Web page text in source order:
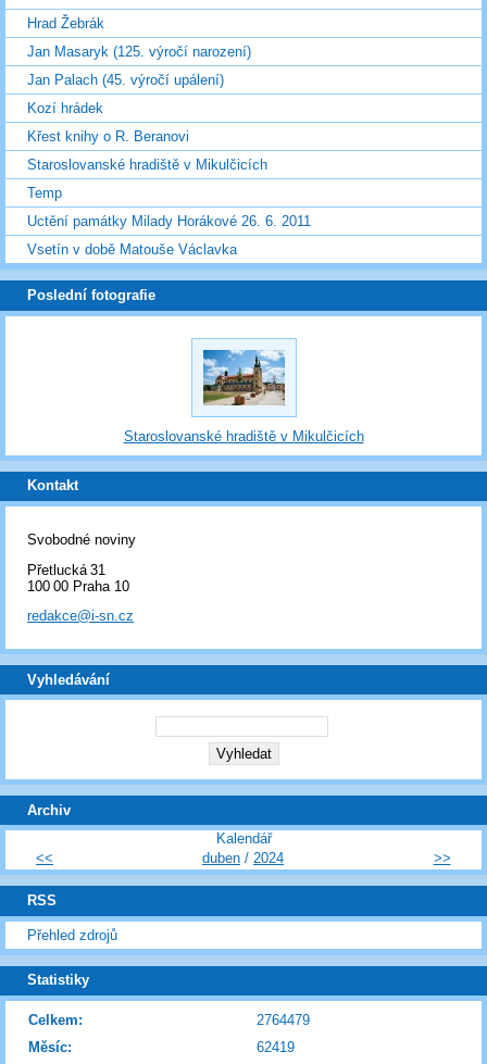
Hrad Žebrák
Jan Masaryk (125. výročí narození)
Jan Palach (45. výročí upálení)
Kozí hrádek
Křest knihy o R. Beranovi
Staroslovanské hradiště v Mikulčicích
Temp
Uctění památky Milady Horákové 26. 6. 2011
Vsetín v době Matouše Václavka
Poslední fotografie
Staroslovanské hradiště v Mikulčicích
Kontakt
Svobodné noviny
Přetlucká 31
100 00 Praha 10
redakce@i-sn.cz
Vyhledávání
Archiv
Kalendář
<<
duben / 2024 >>
RSS
Přehled zdrojů
Statistiky
Celkem:
2764479
Měsíc:
62419